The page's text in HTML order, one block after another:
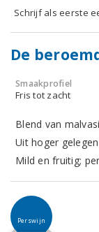
Schrijf als eerste
De
Smaakprofiel
Fris tot zacht
Blend van
Uit hoger
Mild en fruitig;
Perswijn